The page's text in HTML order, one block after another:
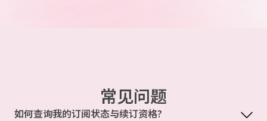
常见问题
如何查询我的订阅状态与续订资格?